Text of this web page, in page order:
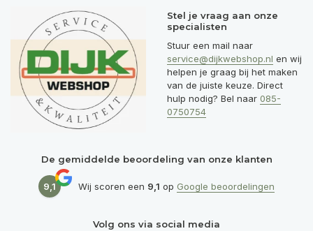
Stel je vraag aan onze
specialisten
Stuur een mail naar
service@dijkwebshop.nl en wij
helpen je graag bij het maken
van de juiste keuze. Direct
hulp nodig? Bel naar 085-
0750754
De gemiddelde beoordeling van onze klanten
9,1 Wij scoren een 9,1 op Google beoordelingen
Volg ons via social media